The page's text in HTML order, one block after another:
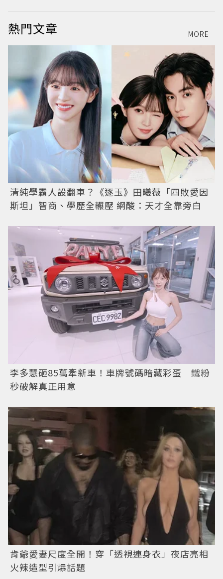
熱門文章 MORE
清純學霸人設翻車？《逐玉》田曦薇「四敗愛因
斯坦」智商、學歷全輾壓 網酸：天才全靠旁白
李多慧砸85萬牽新車！車牌號碼暗藏彩蛋 鐵粉
秒破解真正用意
肯爺愛妻尺度全開！穿「透視連身衣」夜店亮相
火辣造型引爆話題